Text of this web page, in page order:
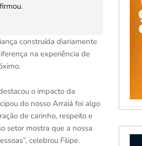
construída diariamente
na experiência de
o impacto da
do nosso Arraiá foi algo
de carinho, respeito e
setor mostra que a nossa
celebrou Filipe.